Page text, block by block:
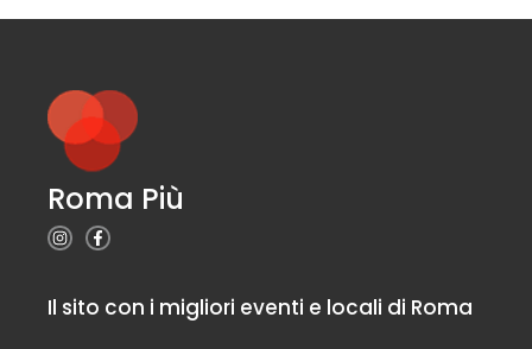
Roma Più
Il sito con i migliori eventi e locali di Roma